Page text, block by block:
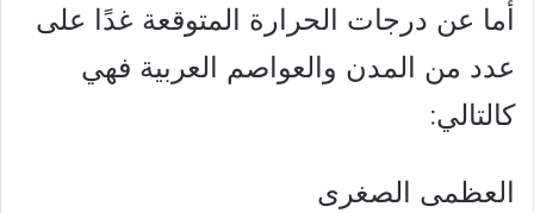
أما عن درجات الحرارة المتوقعة غدًا على
عدد من المدن والعواصم العربية فهي
كالتالي:
العظمى الصغرى